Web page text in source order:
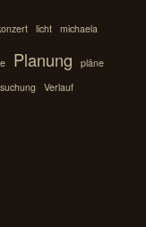
licht michaela
Planung
pläne
Verlauf